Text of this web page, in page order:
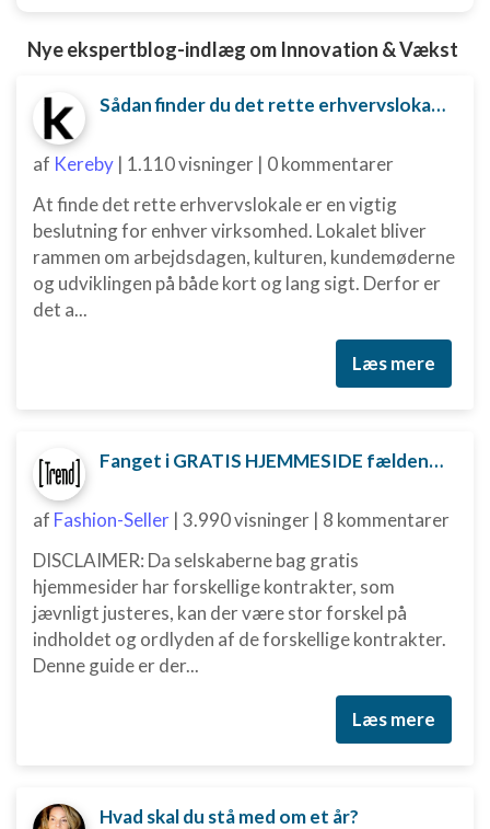
Nye ekspertblog-indlæg om Innovation & Vækst
Sådan finder du det rette erhvervslokale til din virksomhed
af Kereby | 1.110 visninger | 0 kommentarer
At finde det rette erhvervslokale er en vigtig
beslutning for enhver virksomhed. Lokalet bliver
rammen om arbejdsdagen, kulturen, kundemøderne
og udviklingen på både kort og lang sigt. Derfor er
det a...
Læs mere
Fanget i GRATIS HJEMMESIDE fælden? Sådan kan du måske komme ud af aftalen
af Fashion-Seller | 3.990 visninger | 8 kommentarer
DISCLAIMER: Da selskaberne bag gratis
hjemmesider har forskellige kontrakter, som
jævnligt justeres, kan der være stor forskel på
indholdet og ordlyden af de forskellige kontrakter.
Denne guide er der...
Læs mere
Hvad skal du stå med om et år?